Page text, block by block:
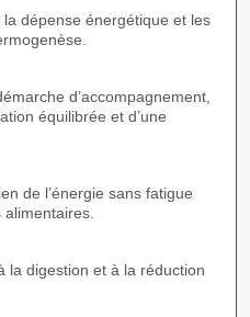
la dépense énergétique et les
d’accompagnement,
équilibrée et d’une
de l’énergie sans fatigue
alimentaires.
la digestion et à la réduction